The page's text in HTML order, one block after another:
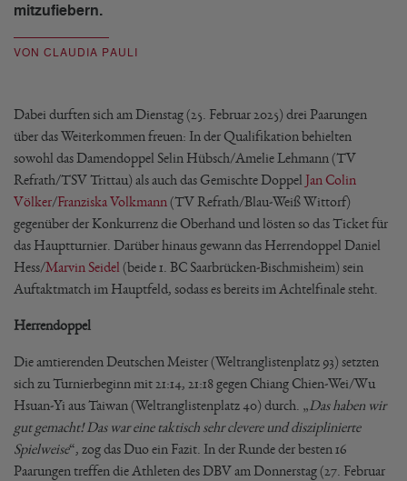
mitzufiebern.
VON CLAUDIA PAULI
Dabei durften sich am Dienstag (25. Februar 2025) drei Paarungen
über das Weiterkommen freuen: In der Qualifikation behielten
sowohl das Damendoppel Selin Hübsch/Amelie Lehmann (TV
Refrath/TSV Trittau) als auch das Gemischte Doppel Jan Colin
Völker/Franziska Volkmann (TV Refrath/Blau-Weiß Wittorf)
gegenüber der Konkurrenz die Oberhand und lösten so das Ticket für
das Hauptturnier. Darüber hinaus gewann das Herrendoppel Daniel
Hess/Marvin Seidel (beide 1. BC Saarbrücken-Bischmisheim) sein
Auftaktmatch im Hauptfeld, sodass es bereits im Achtelfinale steht.
Herrendoppel
Die amtierenden Deutschen Meister (Weltranglistenplatz 93) setzten
sich zu Turnierbeginn mit 21:14, 21:18 gegen Chiang Chien-Wei/Wu
Hsuan-Yi aus Taiwan (Weltranglistenplatz 40) durch. „Das haben wir
gut gemacht! Das war eine taktisch sehr clevere und disziplinierte
Spielweise“, zog das Duo ein Fazit. In der Runde der besten 16
Paarungen treffen die Athleten des DBV am Donnerstag (27. Februar